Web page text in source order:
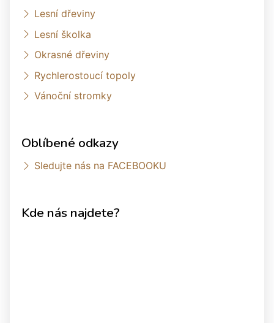
Lesní dřeviny
Lesní školka
Okrasné dřeviny
Rychlerostoucí topoly
Vánoční stromky
Oblíbené odkazy
Sledujte nás na FACEBOOKU
Kde nás najdete?